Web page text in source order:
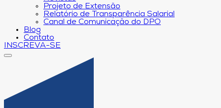
Projeto de Extensão
Relatório de Transparência Salarial
Canal de Comunicação do DPO
Blog
Contato
INSCREVA-SE